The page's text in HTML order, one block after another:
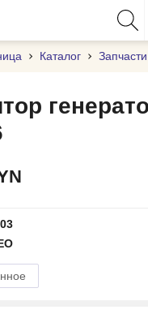
+375 (17)
+375 (29)
Каталог